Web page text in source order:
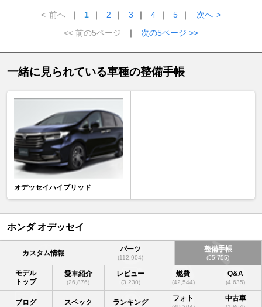
< 前へ ｜ 1 ｜ 2 ｜ 3 ｜ 4 ｜ 5 ｜ 次へ >
<< 前の5ページ
｜ 次の5ページ >>
一緒に見られている車種の整備手帳
オデッセイハイブリッド
ホンダ オデッセイ
カスタム情報 パーツ
(112,904)
整備手帳
(55,755)
モデル
トップ
愛車紹介
(26,876)
レビュー
(3,230)
燃費
(42,544)
Q&A
(4,635)
ブログ スペック ランキング フォト 中古車